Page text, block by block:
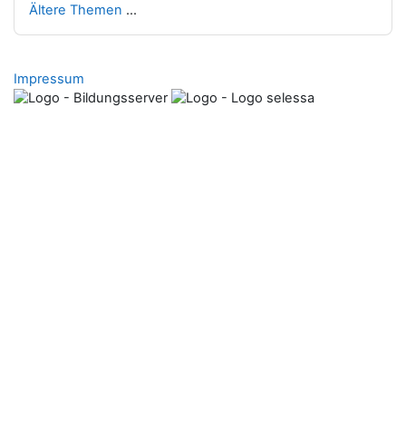
Ältere Themen ...
Impressum